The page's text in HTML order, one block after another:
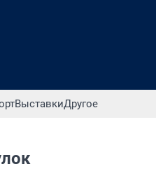
ВыставкиДругое